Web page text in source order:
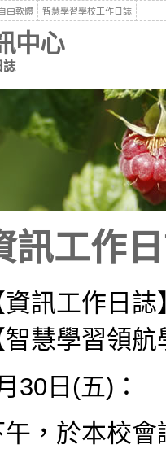
由軟體 智慧學習學校工作日誌
中心
誌
訊工作
資訊工作日
智慧學習領
30日(五)：
午，於本校